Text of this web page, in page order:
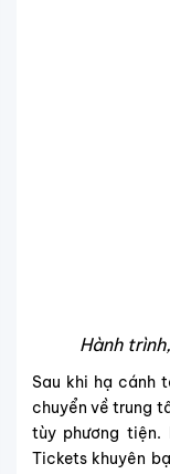
Điểm
khởi
hành
Hà